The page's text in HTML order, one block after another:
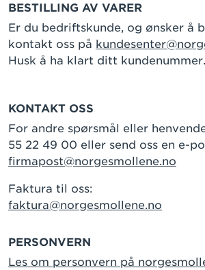
BESTILLING AV VARER
Er du bedriftskunde, og ønsker å
kontakt oss på
Husk å ha klart ditt kundenummer.
KONTAKT OSS
For andre spørsmål eller
55 22 49 00 eller send oss en e-
firmapost@norgesmollene.no
Faktura til oss:
faktura@norgesmollene.no
PERSONVERN
Les om personvern på